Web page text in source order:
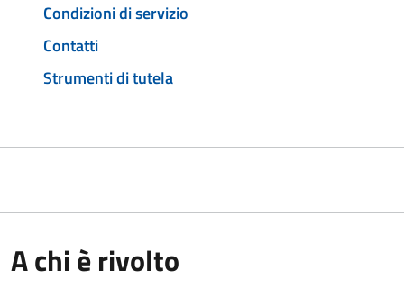
Condizioni di servizio
Contatti
Strumenti di tutela
A chi è rivolto